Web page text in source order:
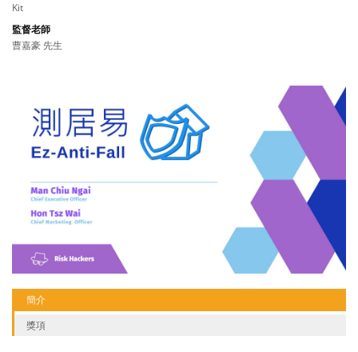
Kit
監督老師
曹嘉豪 先生
簡介
獎項